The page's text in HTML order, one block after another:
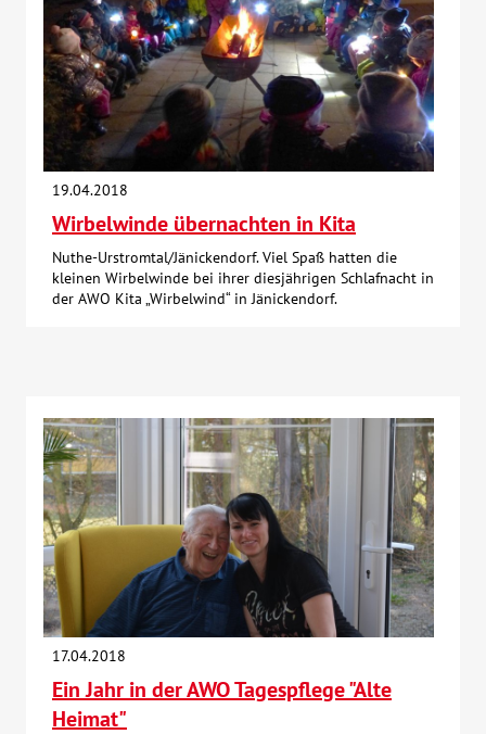
19.04.2018
Wirbelwinde übernachten in Kita
Nuthe-Urstromtal/Jänickendorf. Viel Spaß hatten die
kleinen Wirbelwinde bei ihrer diesjährigen Schlafnacht in
der AWO Kita „Wirbelwind“ in Jänickendorf.
17.04.2018
Ein Jahr in der AWO Tagespflege "Alte
Heimat"